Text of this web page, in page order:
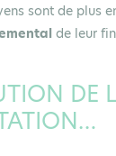
sont de plus
de leur
DE